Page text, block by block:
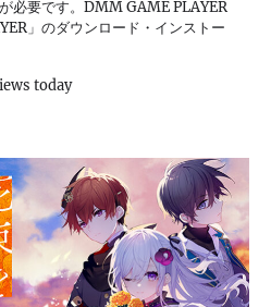
必要です。DMM GAME PLAYER
」のダウンロード・インストー
today